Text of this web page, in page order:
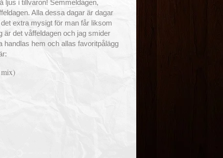
ljus i tillvaron! Semmeldagen,
Alla dessa dagar är dagar
extra mysigt för man får liksom
är det våffeldagen och jag smider
handlas hem och allas favoritpålägg